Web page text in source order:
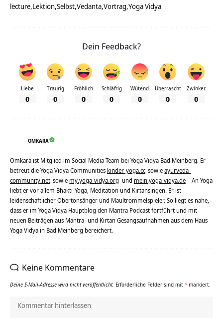
lecture Lektion Selbst Vedanta Vortrag Yoga Vidya
Dein Feedback?
Liebe
0
Traurig
0
Fröhlich
0
Schläfrig
0
Wütend
0
Überrascht
0
Zwinker
0
OMKARA
Omkara ist Mitglied im Social Media Team bei Yoga Vidya Bad Meinberg. Er
betreut die Yoga Vidya Communities kinder-yoga.cc sowieayurveda-
community.net sowie my.yoga-vidya.org und mein.yoga-vidya.de - An Yoga
liebt er vor allem Bhakti-Yoga, Meditation und Kirtansingen. Er ist
leidenschaftlicher Obertonsänger und Maultrommelspieler. So liegt es nahe,
dass er im Yoga Vidya Hauptblog den Mantra Podcast fortführt und mit
neuen Beiträgen aus Mantra- und Kirtan Gesangsaufnahmen aus dem Haus
Yoga Vidya in Bad Meinberg bereichert.
Keine Kommentare
Deine E-Mail-Adresse wird nicht veröffentlicht. Erforderliche Felder sind mit * markiert.